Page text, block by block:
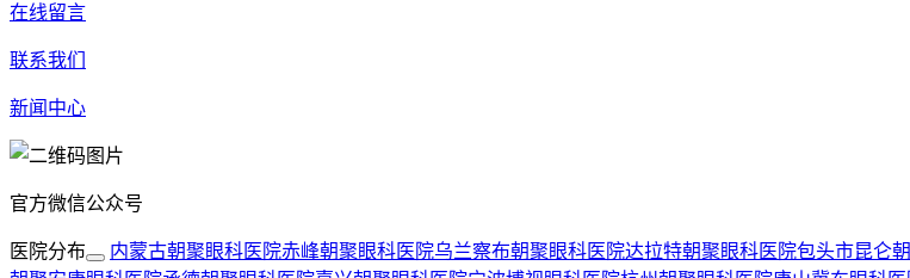
在线留言
联系我们
新闻中心
官方微信公众号
医院分布 内蒙古朝聚眼科医院赤峰朝聚眼科医院乌兰察布朝聚眼科医院达拉特朝聚眼科医院包头市昆仑